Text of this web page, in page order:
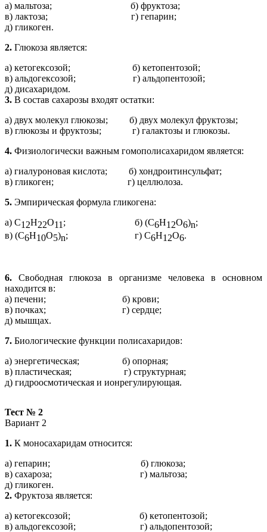
а) мальтоза; б) фруктоза;
в) лактоза; г) гепарин;
д) гликоген.
2. Глюкоза является:
а) кетогексозой; б) кетопентозой;
в) альдогексозой; г) альдопентозой;
д) дисахаридом.
3. В состав сахарозы входят остатки:
а) двух молекул глюкозы; б) двух молекул фруктозы;
в) глюкозы и фруктозы; г) галактозы и глюкозы.
4. Физиологически важным гомополисахаридом является:
а) гиалуроновая кислота; б) хондроитинсульфат;
в) гликоген; г) целлюлоза.
5. Эмпирическая формула гликогена:
а) С12Н22О11 ; б) (С6Н12О6)n;
в) (С6Н10О5)n; г) С6Н12О6.
6. Свободная глюкоза в организме человека в основном
находится в:
а) печени; б) крови;
в) почках; г) сердце;
д) мышцах.
7. Биологические функции полисахаридов:
а) энергетическая; б) опорная;
в) пластическая; г) структурная;
д) гидроосмотическая и ионрегулирующая.
Тест № 2
Вариант 2
1. К моносахаридам относится:
а) гепарин; б) глюкоза;
в) сахароза; г) мальтоза;
д) гликоген.
2. Фруктоза является:
а) кетогексозой; б) кетопентозой;
в) альдогексозой; г) альдопентозой;